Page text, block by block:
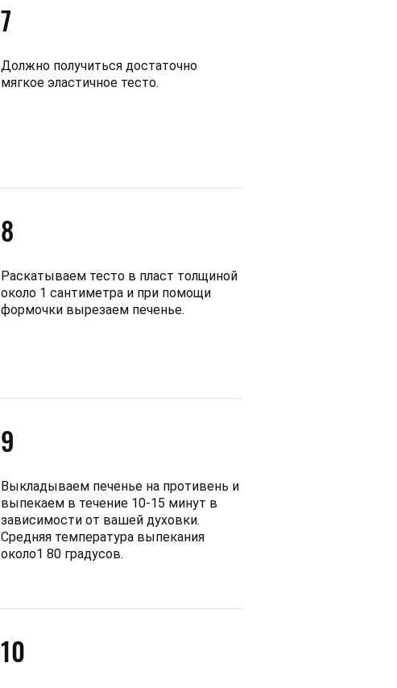
7
Должно получиться достаточно
мягкое эластичное тесто.
8
Раскатываем тесто в пласт толщиной
около 1 сантиметра и при помощи
формочки вырезаем печенье.
9
Выкладываем печенье на противень и
выпекаем в течение 10-15 минут в
зависимости от вашей духовки.
Средняя температура выпекания
около1 80 градусов.
10